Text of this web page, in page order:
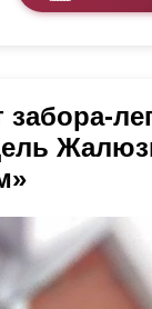
забора-